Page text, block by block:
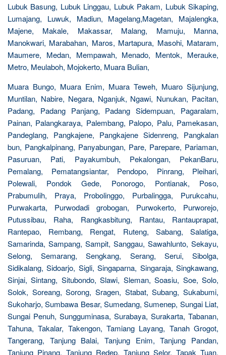
Lubuk Basung, Lubuk Linggau, Lubuk Pakam, Lubuk Sikaping,
Lumajang, Luwuk, Madiun, Magelang,Magetan, Majalengka,
Majene, Makale, Makassar, Malang, Mamuju, Manna,
Manokwari, Marabahan, Maros, Martapura, Masohi, Mataram,
Maumere, Medan, Mempawah, Menado, Mentok, Merauke,
Metro, Meulaboh, Mojokerto, Muara Bulian,
Muara Bungo, Muara Enim, Muara Teweh, Muaro Sijunjung,
Muntilan, Nabire, Negara, Nganjuk, Ngawi, Nunukan, Pacitan,
Padang, Padang Panjang, Padang Sidempuan, Pagaralam,
Painan, Palangkaraya, Palembang, Palopo, Palu, Pamekasan,
Pandeglang, Pangkajene, Pangkajene Sidenreng, Pangkalan
bun, Pangkalpinang, Panyabungan, Pare, Parepare, Pariaman,
Pasuruan, Pati, Payakumbuh, Pekalongan, PekanBaru,
Pemalang, Pematangsiantar, Pendopo, Pinrang, Pleihari,
Polewali, Pondok Gede, Ponorogo, Pontianak, Poso,
Prabumulih, Praya, Probolinggo, Purbalingga, Purukcahu,
Purwakarta, Purwodadi grobogan, Purwokerto, Purworejo,
Putussibau, Raha, Rangkasbitung, Rantau, Rantauprapat,
Rantepao, Rembang, Rengat, Ruteng, Sabang, Salatiga,
Samarinda, Sampang, Sampit, Sanggau, Sawahlunto, Sekayu,
Selong, Semarang, Sengkang, Serang, Serui, Sibolga,
Sidikalang, Sidoarjo, Sigli, Singaparna, Singaraja, Singkawang,
Sinjai, Sintang, Situbondo, Slawi, Sleman, Soasiu, Soe, Solo,
Solok, Soreang, Sorong, Sragen, Stabat, Subang, Sukabumi,
Sukoharjo, Sumbawa Besar, Sumedang, Sumenep, Sungai Liat,
Sungai Penuh, Sungguminasa, Surabaya, Surakarta, Tabanan,
Tahuna, Takalar, Takengon, Tamiang Layang, Tanah Grogot,
Tangerang, Tanjung Balai, Tanjung Enim, Tanjung Pandan,
Tanjung Pinang, Tanjung Redep, Tanjung Selor, Tapak Tuan,